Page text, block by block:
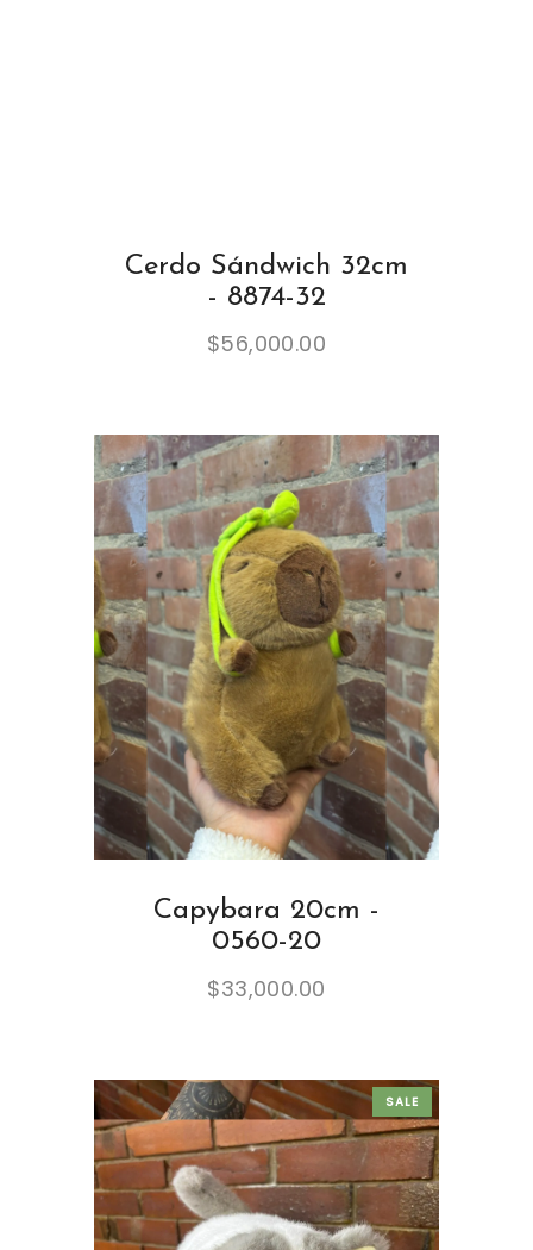
Cerdo Sándwich 32cm
- 8874-32
$56,000.00
Capybara 20cm -
0560-20
$33,000.00
SALE